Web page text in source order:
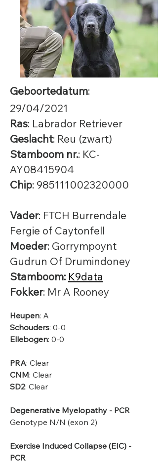
Geboortedatum:
29/04/2021
Ras: Labrador Retriever
Geslacht: Reu (zwart)
Stamboom nr.: KC-
AY08415904
Chip: 985111002320000
Vader: FTCH Burrendale
Fergie of Caytonfell
Moeder: Gorrympoynt
Gudrun Of Drumindoney
Stamboom: K9data
Fokker: Mr A Rooney
Heupen: A
Schouders: 0-0
Ellebogen: 0-0
PRA: Clear
CNM: Clear
SD2: Clear​
Degenerative Myelopathy - PCR
Genotype N/N (exon 2)
Exercise Induced Collapse (EIC) -
PCR